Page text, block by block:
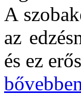
A
az
és ez